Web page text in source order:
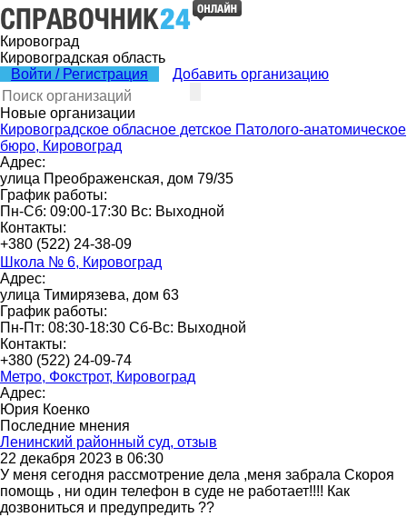
Кировоград
Кировоградская область
Войти / Регистрация
Добавить организацию
Новые организации
Кировоградское обласное детское Патолого-анатомическое
бюро, Кировоград
Адрес:
улица Преображенская, дом 79/35
График работы:
Пн-Сб: 09:00-17:30 Вс: Выходной
Контакты:
+380 (522) 24-38-09
Школа № 6, Кировоград
Адрес:
улица Тимирязева, дом 63
График работы:
Пн-Пт: 08:30-18:30 Сб-Вс: Выходной
Контакты:
+380 (522) 24-09-74
Метро, Фокстрот, Кировоград
Адрес:
Юрия Коенко
Последние мнения
Ленинский районный суд, отзыв
22 декабря 2023 в 06:30
У меня сегодня рассмотрение дела ,меня забрала Скороя
помощь , ни один телефон в суде не работает!!!! Как
дозвониться и предупредить ??